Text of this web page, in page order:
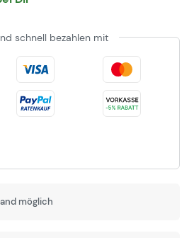
schnell bezahlen mit
möglich